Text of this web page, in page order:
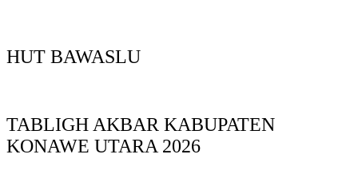
HUT BAWASLU
TABLIGH AKBAR KABUPATEN
KONAWE UTARA 2026